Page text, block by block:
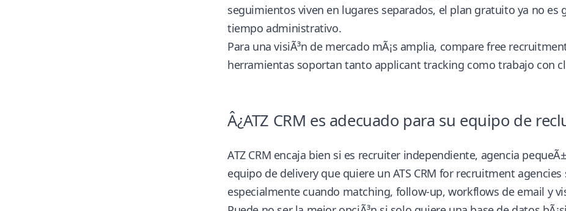
seguimientos viven en lugares separados, el plan gratuito ya no es
tiempo administrativo.
Para una visiÃ³n de mercado mÃ¡s amplia, comparefree
herramientas soportan tanto applicant tracking como trabajo con
Â¿ATZ CRM es adecuado para su equipo de
ATZ CRM encaja bien si es recruiter independiente, agencia
equipo de delivery que quiere un ATS CRM for recruitment
especialmente cuando matching, follow-up, workflows de email y